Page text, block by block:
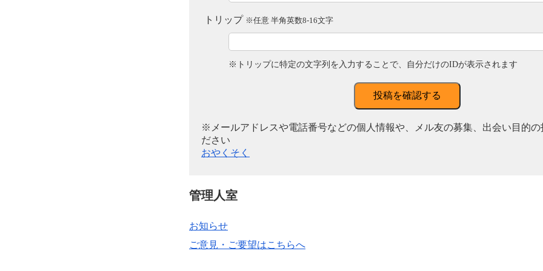
トリップ ※任意 半角英数8-16文字
※トリップに特定の文字列を入力することで、自分だけのIDが表示されます
投稿を確認する
※メールアドレスや電話番号などの個人情報や、メル友の募集、出会い目的の
ださい
おやくそく
管理人室
お知らせ
ご意見・ご要望はこちらへ